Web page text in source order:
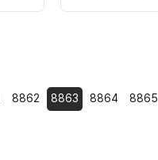
8862 8863 8864 8865